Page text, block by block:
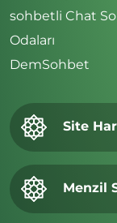
sohbetli Chat
Odaları
DemSohbet
Site
Menzil